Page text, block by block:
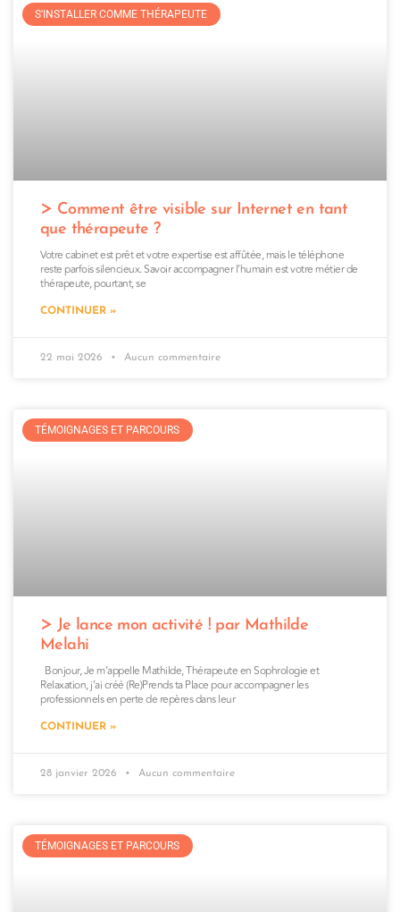
S'INSTALLER COMME THÉRAPEUTE
Comment être visible sur Internet en tant
que thérapeute ?
Votre cabinet est prêt et votre expertise est affûtée, mais le téléphone
reste parfois silencieux. Savoir accompagner l’humain est votre métier de
thérapeute, pourtant, se
CONTINUER »
22 mai 2026 Aucun commentaire
TÉMOIGNAGES ET PARCOURS
Je lance mon activité ! par Mathilde
Melahi
Bonjour, Je m’appelle Mathilde, Thérapeute en Sophrologie et
Relaxation, j’ai créé (Re)Prends ta Place pour accompagner les
professionnels en perte de repères dans leur
CONTINUER »
28 janvier 2026 Aucun commentaire
TÉMOIGNAGES ET PARCOURS